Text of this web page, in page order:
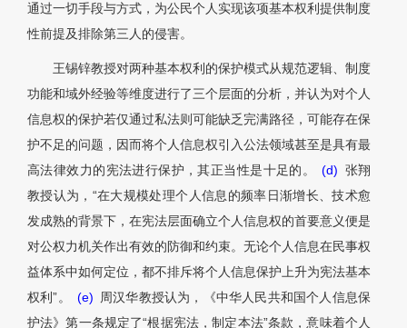
通过一切手段与方式，为公民个人实现该项基本权利提供制度
性前提及排除第三人的侵害。
王锡锌教授对两种基本权利的保护模式从规范逻辑、制度
功能和域外经验等维度进行了三个层面的分析，并认为对个人
信息权的保护若仅通过私法则可能缺乏完满路径，可能存在保
护不足的问题，因而将个人信息权引入公法领域甚至是具有最
高法律效力的宪法进行保护，其正当性是十足的。
(d) 张翔
教授认为，“在大规模处理个人信息的频率日渐增长、技术愈
发成熟的背景下，在宪法层面确立个人信息权的首要意义便是
对公权力机关作出有效的防御和约束。无论个人信息在民事权
益体系中如何定位，都不排斥将个人信息保护上升为宪法基本
权利”。
(e) 周汉华教授认为，《中华人民共和国个人信息保
护法》第一条规定了“根据宪法，制定本法”条款，意味着个人